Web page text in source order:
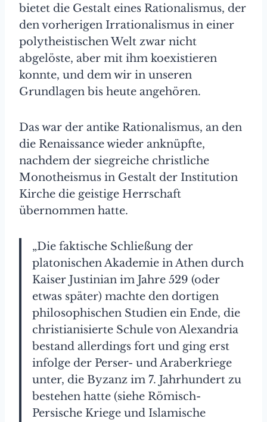
bietet die Gestalt eines Rationalismus, der
den vorherigen Irrationalismus in einer
polytheistischen Welt zwar nicht
abgelöste, aber mit ihm koexistieren
konnte, und dem wir in unseren
Grundlagen bis heute angehören.
Das war der antike Rationalismus, an den
die Renaissance wieder anknüpfte,
nachdem der siegreiche christliche
Monotheismus in Gestalt der Institution
Kirche die geistige Herrschaft
übernommen hatte.
„Die faktische Schließung der
platonischen Akademie in Athen durch
Kaiser Justinian im Jahre 529 (oder
etwas später) machte den dortigen
philosophischen Studien ein Ende, die
christianisierte Schule von Alexandria
bestand allerdings fort und ging erst
infolge der Perser- und Araberkriege
unter, die Byzanz im 7. Jahrhundert zu
bestehen hatte (siehe Römisch-
Persische Kriege und Islamische